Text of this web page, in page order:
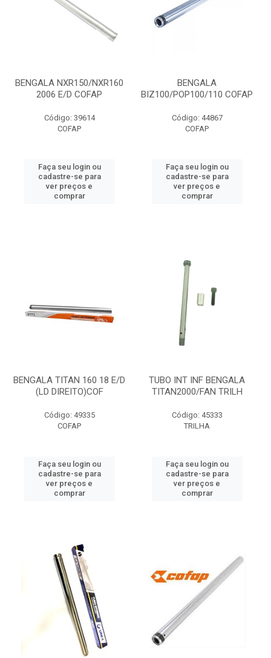
BENGALA NXR150/NXR160
2006 E/D COFAP
Código: 39614
COFAP
Faça seu login ou
cadastre-se para
ver preços e
comprar
BENGALA
BIZ100/POP100/110 COFAP
Código: 44867
COFAP
Faça seu login ou
cadastre-se para
ver preços e
comprar
BENGALA TITAN 160 18 E/D
(LD DIREITO)COF
Código: 49335
COFAP
Faça seu login ou
cadastre-se para
ver preços e
comprar
TUBO INT INF BENGALA
TITAN2000/FAN TRILH
Código: 45333
TRILHA
Faça seu login ou
cadastre-se para
ver preços e
comprar